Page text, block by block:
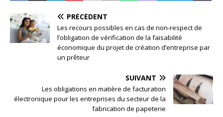
PRÉCÉDENT
Les recours possibles en cas de non-respect de
l’obligation de vérification de la faisabilité
économique du projet de création d’entreprise par
un prêteur
SUIVANT
Les obligations en matière de facturation
électronique pour les entreprises du secteur de la
fabrication de papeterie